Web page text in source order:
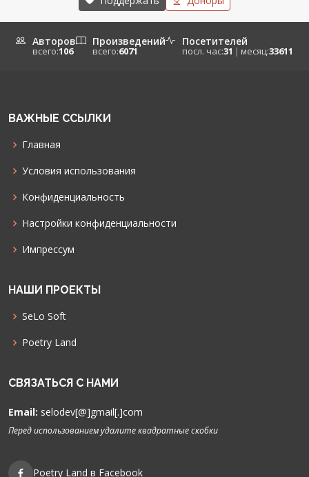
Авторов
всего:106
Произведений
всего:6071
Посетителей
посл. час:31 | месяц:33611
ВАЖНЫЕ ССЫЛКИ
Главная
Условия использования
Конфиденциальность
Настройки конфиденциальности
Импрессум
НАШИ ПРОЕКТЫ
SeLo Soft
Poetry Land
СВЯЗАТЬСЯ С НАМИ
Email: selodev[@]gmail[.]com
Перед использованием удалите квадратные скобки
Poetry Land в Facebook